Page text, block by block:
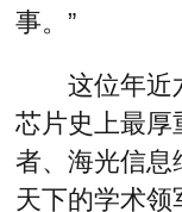
事。”
这位年近
芯片史上最厚
者、海光信息
天下的学术领